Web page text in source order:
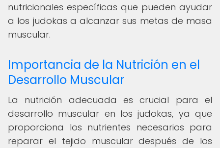
nutricionales específicas que pueden ayudar
a los judokas a alcanzar sus metas de masa
muscular.
Importancia de la Nutrición en el
Desarrollo Muscular
La nutrición adecuada es crucial para el
desarrollo muscular en los judokas, ya que
proporciona los nutrientes necesarios para
reparar el tejido muscular después de los